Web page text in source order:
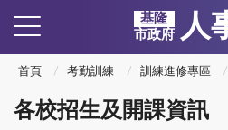
基隆
市政府
人
首頁 考勤訓練 訓練進修專區
各校招生及開課資訊